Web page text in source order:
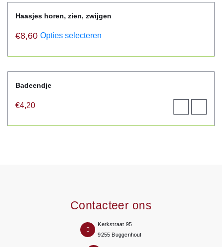
Haasjes horen, zien, zwijgen
€8,60 Opties selecteren
Badeendje
€4,20
product
aan
Contacteer ons
Kerkstraat 95
9255 Buggenhout